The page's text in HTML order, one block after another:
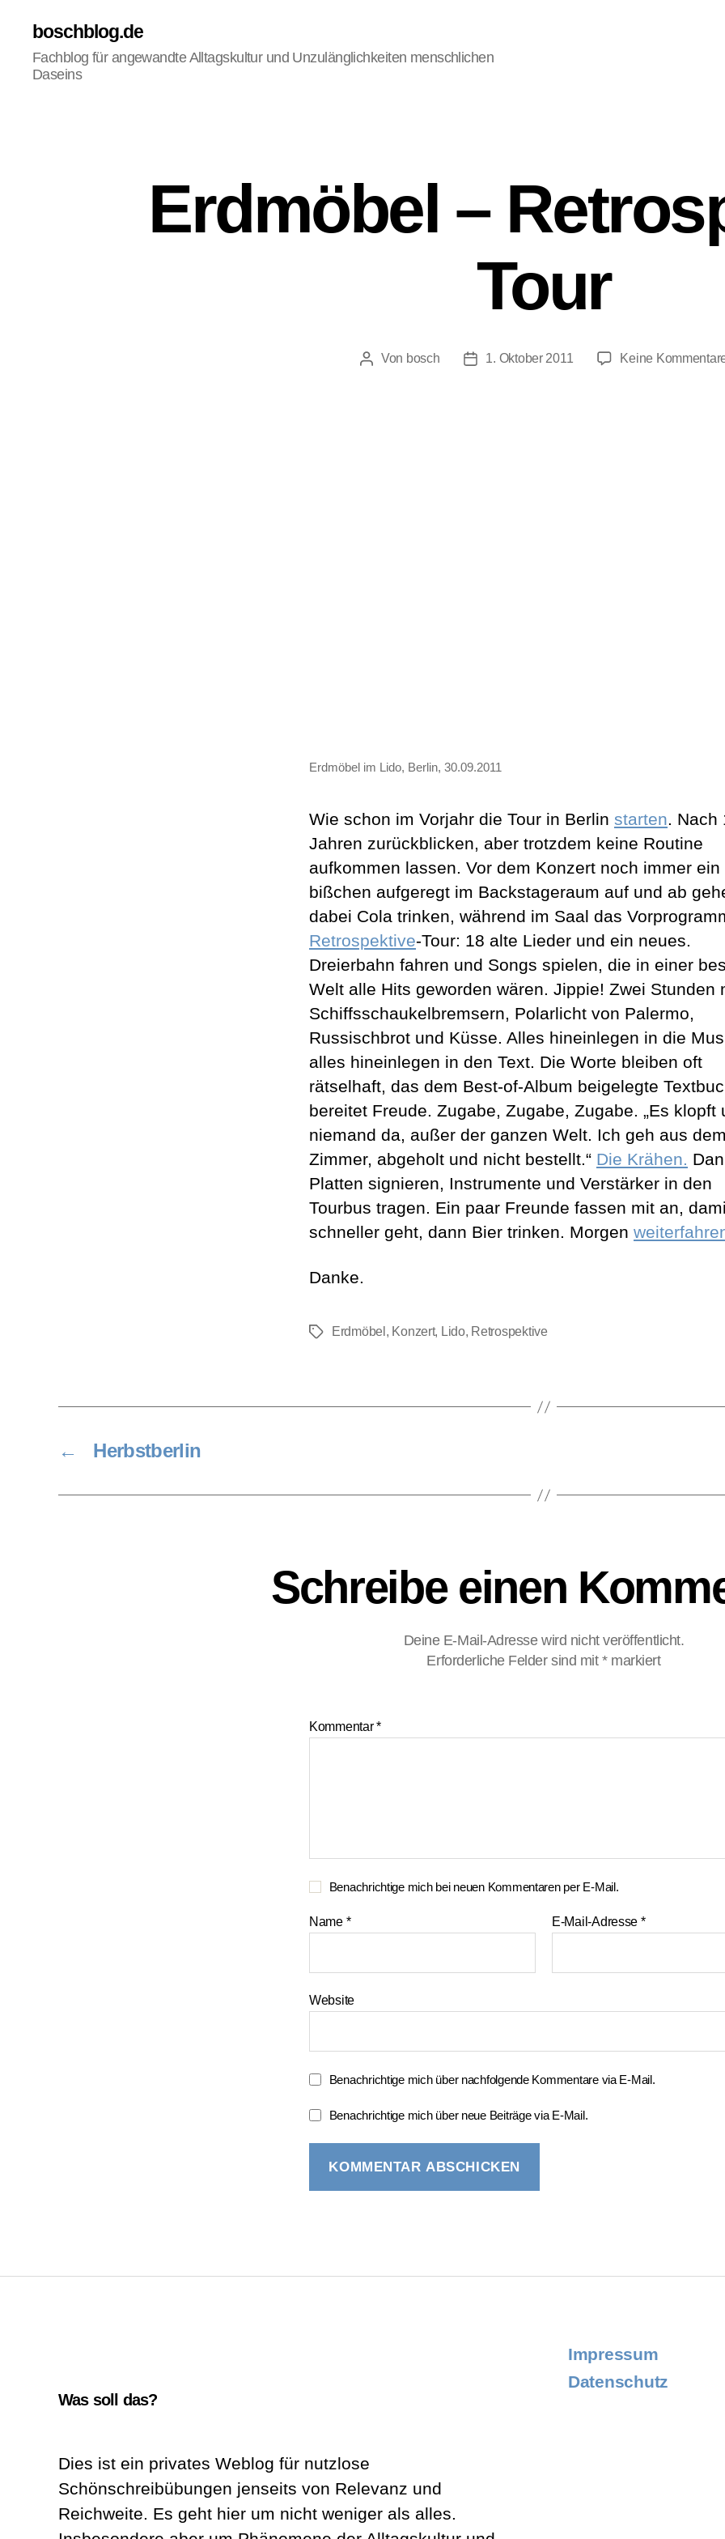
boschblog.de
Fachblog für angewandte Alltagskultur und Unzulänglichkeiten menschlichen
Daseins
Erdmöbel –
Tour
Beitragsautor
Von bosch Veröffentlichungsdatum
1. Oktober 2011 Keine
Erdmöbel im Lido, Berlin, 30.09.2011
Wie schon im Vorjahr die Tour in Berlin starten. Nach
Jahren zurückblicken, aber trotzdem keine Routine
aufkommen lassen. Vor dem Konzert noch immer ein
bißchen aufgeregt im Backstageraum auf und ab
dabei Cola trinken, während im Saal das
Retrospektive-Tour: 18 alte Lieder und ein neues.
Dreierbahn fahren und Songs spielen, die in einer
Welt alle Hits geworden wären. Jippie! Zwei Stunden
Schiffsschaukelbremsern, Polarlicht von Palermo,
Russischbrot und Küsse. Alles hineinlegen in die
alles hineinlegen in den Text. Die Worte bleiben oft
rätselhaft, das dem Best-of-Album beigelegte
bereitet Freude. Zugabe, Zugabe, Zugabe. „Es klopft
niemand da, außer der ganzen Welt. Ich geh aus
Zimmer, abgeholt und nicht bestellt.“ Die Krähen.
Platten signieren, Instrumente und Verstärker in den
Tourbus tragen. Ein paar Freunde fassen mit an,
schneller geht, dann Bier trinken. Morgen
Danke.
Schlagwörter
Erdmöbel , Konzert, Lido, Retrospektive
← Herbstberlin
Schreibe einen
Deine E-Mail-Adresse wird nicht veröffentlicht.
Erforderliche Felder sind mit *markiert
Kommentar*
Benachrichtige mich bei neuen Kommentaren per E-Mail.
Name * E-Mail-Adresse *
Website
Benachrichtige mich über nachfolgende Kommentare via E-Mail.
Benachrichtige mich über neue Beiträge via E-Mail.
Was soll das?
Dies ist ein privates Weblog für nutzlose
Schönschreibübungen jenseits von Relevanz und
Reichweite. Es geht hier um nicht weniger als alles.
Impressum
Datenschutz